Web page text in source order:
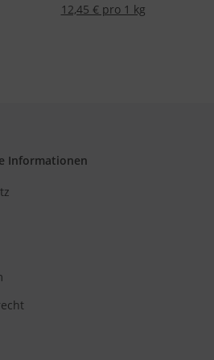
12,45 € pro 1 kg
Informationen